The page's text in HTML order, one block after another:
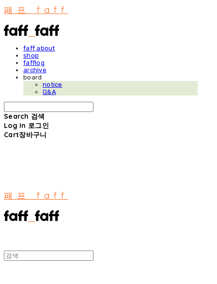
패프 faff
faff about
shop
fafflog
archive
board
notice
Q&A
Search 검색
Log In 로그인
Cart장바구니
패프 faff